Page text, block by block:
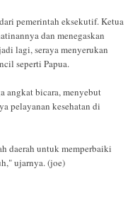
pemerintah eksekutif. Ketua
dan menegaskan
lagi, seraya menyerukan
seperti Papua.
angkat bicara, menyebut
pelayanan kesehatan di
daerah untuk memperbaiki
ujarnya. (joe)